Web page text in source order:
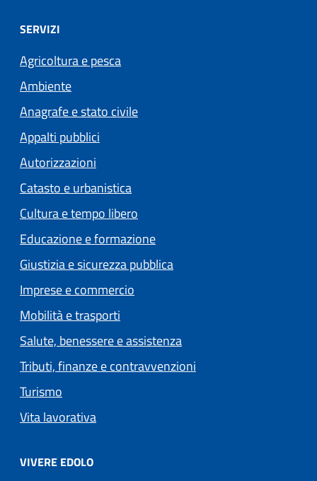
SERVIZI
Agricoltura e pesca
Ambiente
Anagrafe e stato civile
Appalti pubblici
Autorizzazioni
Catasto e urbanistica
Cultura e tempo libero
Educazione e formazione
Giustizia e sicurezza pubblica
Imprese e commercio
Mobilità e trasporti
Salute, benessere e assistenza
Tributi, finanze e contravvenzioni
Turismo
Vita lavorativa
VIVERE EDOLO